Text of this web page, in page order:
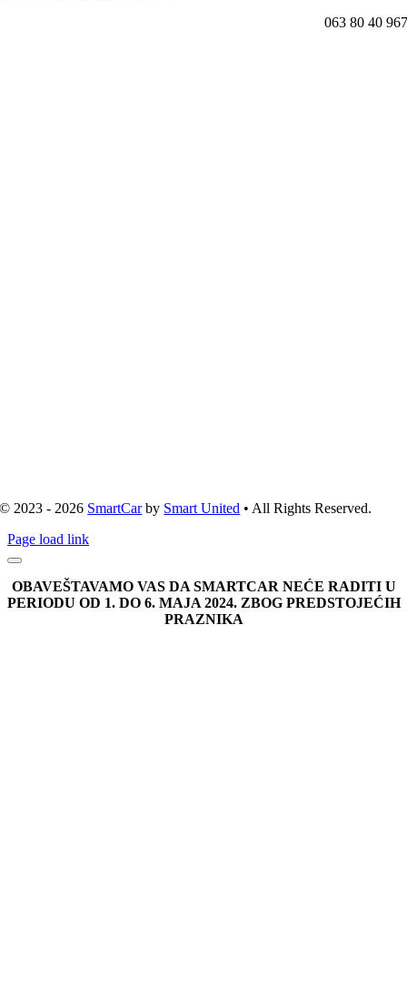
063 80 40 967
© 2023 - 2026 SmartCarby Smart United • All Rights Reserved.
Page load link
OBAVEŠTAVAMO VAS DA SMARTCAR NEĆE RADITI U
PERIODU OD 1. DO 6. MAJA 2024. ZBOG PREDSTOJEĆIH
PRAZNIKA